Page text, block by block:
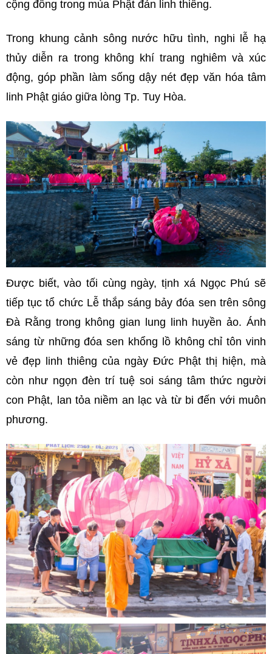
cộng đồng trong mùa Phật đản linh thiêng.
Trong khung cảnh sông nước hữu tình, nghi lễ hạ
thủy diễn ra trong không khí trang nghiêm và xúc
động, góp phần làm sống dậy nét đẹp văn hóa tâm
linh Phật giáo giữa lòng Tp. Tuy Hòa.
Được biết, vào tối cùng ngày, tịnh xá Ngọc Phú sẽ
tiếp tục tổ chức Lễ thắp sáng bảy đóa sen trên sông
Đà Rằng trong không gian lung linh huyền ảo. Ánh
sáng từ những đóa sen khổng lồ không chỉ tôn vinh
vẻ đẹp linh thiêng của ngày Đức Phật thị hiện, mà
còn như ngọn đèn trí tuệ soi sáng tâm thức người
con Phật, lan tỏa niềm an lạc và từ bi đến với muôn
phương.